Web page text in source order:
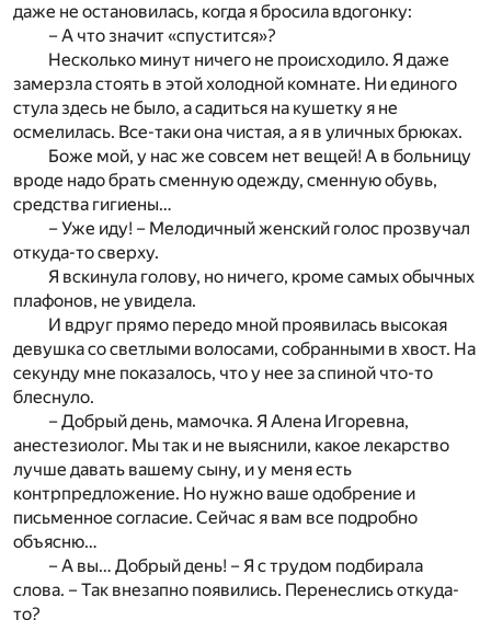
даже не остановилась, когда я бросила вдогонку:
– А что значит «спустится»?
Несколько минут ничего не происходило. Я даже
замерзла стоять в этой холодной комнате. Ни единого
стула здесь не было, а садиться на кушетку я не
осмелилась. Все-таки она чистая, а я в уличных брюках.
Боже мой, у нас же совсем нет вещей! А в больницу
вроде надо брать сменную одежду, сменную обувь,
средства гигиены…
– Уже иду! – Мелодичный женский голос прозвучал
откуда-то сверху.
Я вскинула голову, но ничего, кроме самых обычных
плафонов, не увидела.
И вдруг прямо передо мной проявилась высокая
девушка со светлыми волосами, собранными в хвост. На
секунду мне показалось, что у нее за спиной что-то
блеснуло.
– Добрый день, мамочка. Я Алена Игоревна,
анестезиолог. Мы так и не выяснили, какое лекарство
лучше давать вашему сыну, и у меня есть
контрпредложение. Но нужно ваше одобрение и
письменное согласие. Сейчас я вам все подробно
объясню…
– А вы… Добрый день! – Я с трудом подбирала
слова. – Так внезапно появились. Перенеслись откуда-
то?